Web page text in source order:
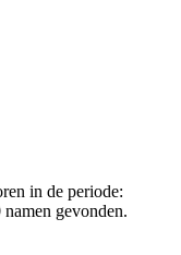
in de periode:
namen gevonden.